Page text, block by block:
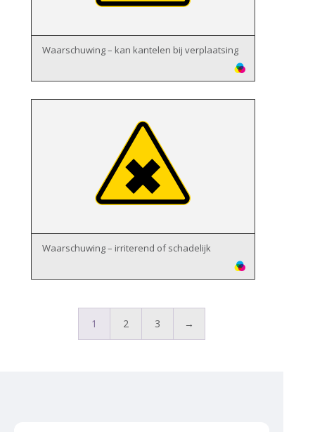
Waarschuwing – kan kantelen bij verplaatsing
Waarschuwing – irriterend of schadelijk
1 2 3 →